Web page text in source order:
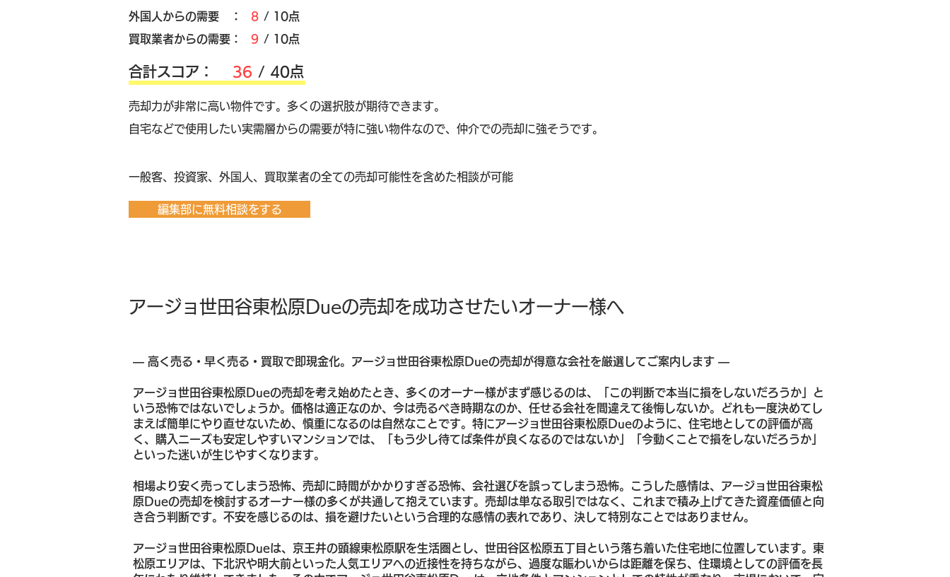
外国人からの需要 ：
8 / 10点
買取業者からの需要：
9 / 10点
​合計スコア： 36 / 40点
売却力が非常に高い物件です。多くの選択肢が期待できます。
自宅などで使用したい実需層からの需要が特に強い物件なので、仲介での売却に強そうです。
​一般客、投資家、外国人、買取業者の全ての売却可能性を含めた相談が可能
編集部に無料相談をする
アージョ世田谷東松原Dueの売却を成功させたいオーナー様へ
― 高く売る・早く売る・買取で即現金化。アージョ世田谷東松原Dueの売却が得意な会社を厳選してご案内します ―
アージョ世田谷東松原Dueの売却を考え始めたとき、多くのオーナー様がまず感じるのは、「この判断で本当に損をしないだろうか」と
いう恐怖ではないでしょうか。価格は適正なのか、今は売るべき時期なのか、任せる会社を間違えて後悔しないか。どれも一度決めてし
まえば簡単にやり直せないため、慎重になるのは自然なことです。特にアージョ世田谷東松原Dueのように、住宅地としての評価が高
く、購入ニーズも安定しやすいマンションでは、「もう少し待てば条件が良くなるのではないか」「今動くことで損をしないだろうか」
といった迷いが生じやすくなります。
相場より安く売ってしまう恐怖、売却に時間がかかりすぎる恐怖、会社選びを誤ってしまう恐怖。こうした感情は、アージョ世田谷東松
原Dueの売却を検討するオーナー様の多くが共通して抱えています。売却は単なる取引ではなく、これまで積み上げてきた資産価値と向
き合う判断です。不安を感じるのは、損を避けたいという合理的な感情の表れであり、決して特別なことではありません。
アージョ世田谷東松原Dueは、京王井の頭線東松原駅を生活圏とし、世田谷区松原五丁目という落ち着いた住宅地に位置しています。東
松原エリアは、下北沢や明大前といった人気エリアへの近接性を持ちながら、過度な賑わいからは距離を保ち、住環境としての評価を長